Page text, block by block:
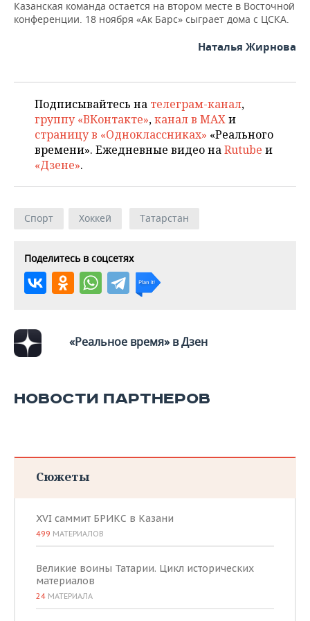
Казанская команда остается на втором месте в Восточной
конференции. 18 ноября «Ак Барс» сыграет дома с ЦСКА.
Наталья Жирнова
Подписывайтесь на телеграм-канал,
группу «ВКонтакте»,канал в MAXи
страницу в «Одноклассниках» «Реального
времени». Ежедневные видео наRutube и
«Дзене».
Спорт Хоккей Татарстан
Поделитесь в соцсетях
«Реальное время» в Дзен
НОВОСТИ ПАРТНЕРОВ
Сюжеты
XVI саммит БРИКС в Казани
499 МАТЕРИАЛОВ
Великие воины Татарии. Цикл исторических
материалов
24 МАТЕРИАЛА